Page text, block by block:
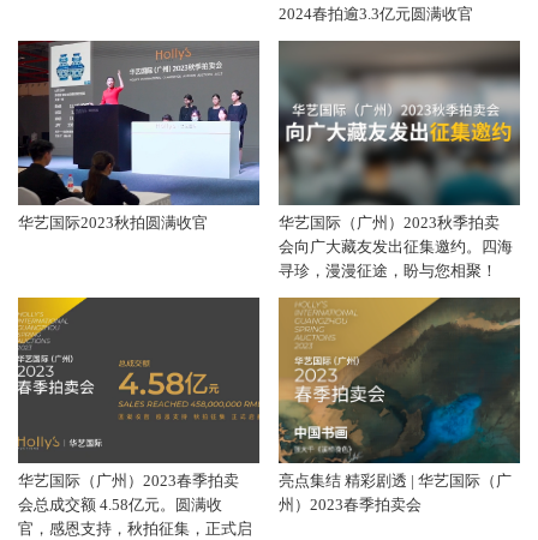
2024春拍逾3.3亿元圆满收官
华艺国际2023秋拍圆满收官
华艺国际（广州）2023秋季拍卖
会向广大藏友发出征集邀约。四海
寻珍，漫漫征途，盼与您相聚！
华艺国际（广州）2023春季拍卖
会总成交额 4.58亿元。圆满收
官，感恩支持，秋拍征集，正式启
亮点集结 精彩剧透 | 华艺国际（广
州）2023春季拍卖会